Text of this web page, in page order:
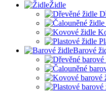
Židle
Barové